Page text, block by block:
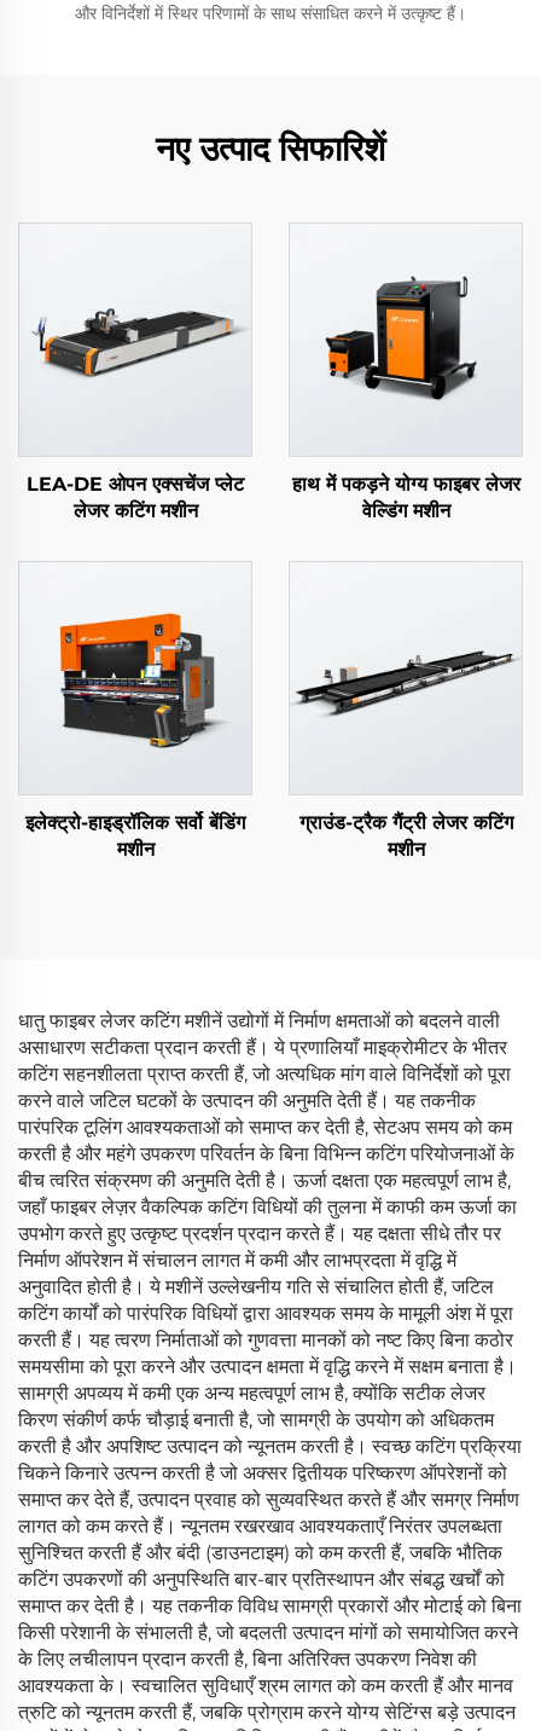
और विनिर्देशों में स्थिर परिणामों के साथ संसाधित करने में उत्कृष्ट हैं।
नए उत्पाद सिफारिशें
LEA-DE ओपन एक्सचेंज प्लेट
लेजर कटिंग मशीन
हाथ में पकड़ने योग्य फाइबर लेजर
वेल्डिंग मशीन
इलेक्ट्रो-हाइड्रॉलिक सर्वो बेंडिंग
मशीन
ग्राउंड-ट्रैक गैंट्री लेजर कटिंग
मशीन
धातु फाइबर लेजर कटिंग मशीनें उद्योगों में निर्माण क्षमताओं को बदलने वाली
असाधारण सटीकता प्रदान करती हैं। ये प्रणालियाँ माइक्रोमीटर के भीतर
कटिंग सहनशीलता प्राप्त करती हैं, जो अत्यधिक मांग वाले विनिर्देशों को पूरा
करने वाले जटिल घटकों के उत्पादन की अनुमति देती हैं। यह तकनीक
पारंपरिक टूलिंग आवश्यकताओं को समाप्त कर देती है, सेटअप समय को कम
करती है और महंगे उपकरण परिवर्तन के बिना विभिन्न कटिंग परियोजनाओं के
बीच त्वरित संक्रमण की अनुमति देती है। ऊर्जा दक्षता एक महत्वपूर्ण लाभ है,
जहाँ फाइबर लेज़र वैकल्पिक कटिंग विधियों की तुलना में काफी कम ऊर्जा का
उपभोग करते हुए उत्कृष्ट प्रदर्शन प्रदान करते हैं। यह दक्षता सीधे तौर पर
निर्माण ऑपरेशन में संचालन लागत में कमी और लाभप्रदता में वृद्धि में
अनुवादित होती है। ये मशीनें उल्लेखनीय गति से संचालित होती हैं, जटिल
कटिंग कार्यों को पारंपरिक विधियों द्वारा आवश्यक समय के मामूली अंश में पूरा
करती हैं। यह त्वरण निर्माताओं को गुणवत्ता मानकों को नष्ट किए बिना कठोर
समयसीमा को पूरा करने और उत्पादन क्षमता में वृद्धि करने में सक्षम बनाता है।
सामग्री अपव्यय में कमी एक अन्य महत्वपूर्ण लाभ है, क्योंकि सटीक लेजर
किरण संकीर्ण कर्फ चौड़ाई बनाती है, जो सामग्री के उपयोग को अधिकतम
करती है और अपशिष्ट उत्पादन को न्यूनतम करती है। स्वच्छ कटिंग प्रक्रिया
चिकने किनारे उत्पन्न करती है जो अक्सर द्वितीयक परिष्करण ऑपरेशनों को
समाप्त कर देते हैं, उत्पादन प्रवाह को सुव्यवस्थित करते हैं और समग्र निर्माण
लागत को कम करते हैं। न्यूनतम रखरखाव आवश्यकताएँ निरंतर उपलब्धता
सुनिश्चित करती हैं और बंदी (डाउनटाइम) को कम करती हैं, जबकि भौतिक
कटिंग उपकरणों की अनुपस्थिति बार-बार प्रतिस्थापन और संबद्ध खर्चों को
समाप्त कर देती है। यह तकनीक विविध सामग्री प्रकारों और मोटाई को बिना
किसी परेशानी के संभालती है, जो बदलती उत्पादन मांगों को समायोजित करने
के लिए लचीलापन प्रदान करती है, बिना अतिरिक्त उपकरण निवेश की
आवश्यकता के। स्वचालित सुविधाएँ श्रम लागत को कम करती हैं और मानव
त्रुटि को न्यूनतम करती हैं, जबकि प्रोग्राम करने योग्य सेटिंग्स बड़े उत्पादन